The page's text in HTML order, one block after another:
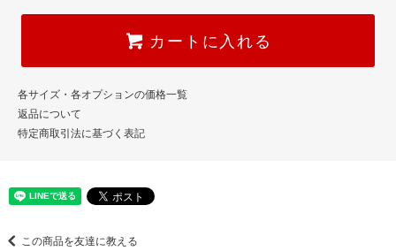
カートに入れる
各サイズ・各オプションの価格一覧
返品について
特定商取引法に基づく表記
この商品を友達に教える